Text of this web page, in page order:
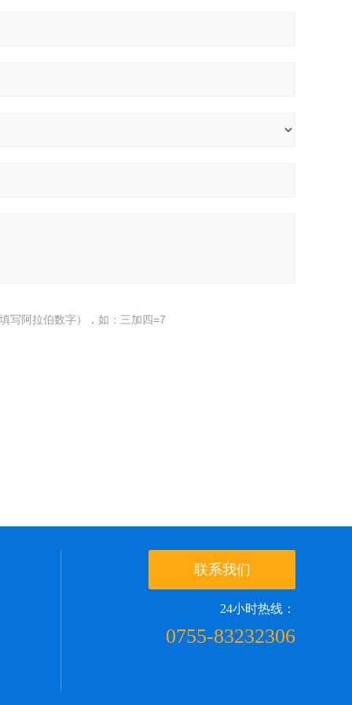
写阿拉伯数字），如：三加四=7
联系我们
24小时热线：
0755-83232306